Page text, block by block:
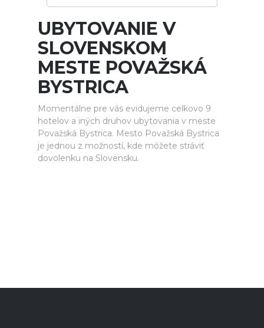
UBYTOVANIE V
SLOVENSKOM
MESTE POVAŽSKÁ
BYSTRICA
Momentálne pre vás evidujeme celkovo 9
hotelov a iných druhov ubytovania v meste
Považská Bystrica. Mesto Považská Bystrica
je jednou z možností, kde môžete stráviť
dovolenku na Slovensku.